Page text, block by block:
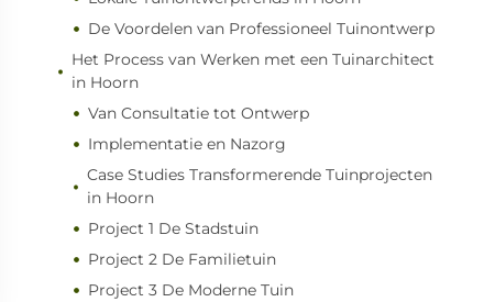
De Voordelen van Professioneel Tuinontwerp
Het Process van Werken met een Tuinarchitect
in Hoorn
Van Consultatie tot Ontwerp
Implementatie en Nazorg
Case Studies Transformerende Tuinprojecten
in Hoorn
Project 1 De Stadstuin
Project 2 De Familietuin
Project 3 De Moderne Tuin